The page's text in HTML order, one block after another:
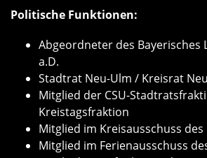
Politische Funktionen:
Abgeordneter des Bayerisches
a.D.
Stadtrat Neu-Ulm / Kreisrat
Mitglied der CSU-
Kreistagsfraktion
Mitglied im Kreisausschuss des
Mitglied im Ferienausschuss